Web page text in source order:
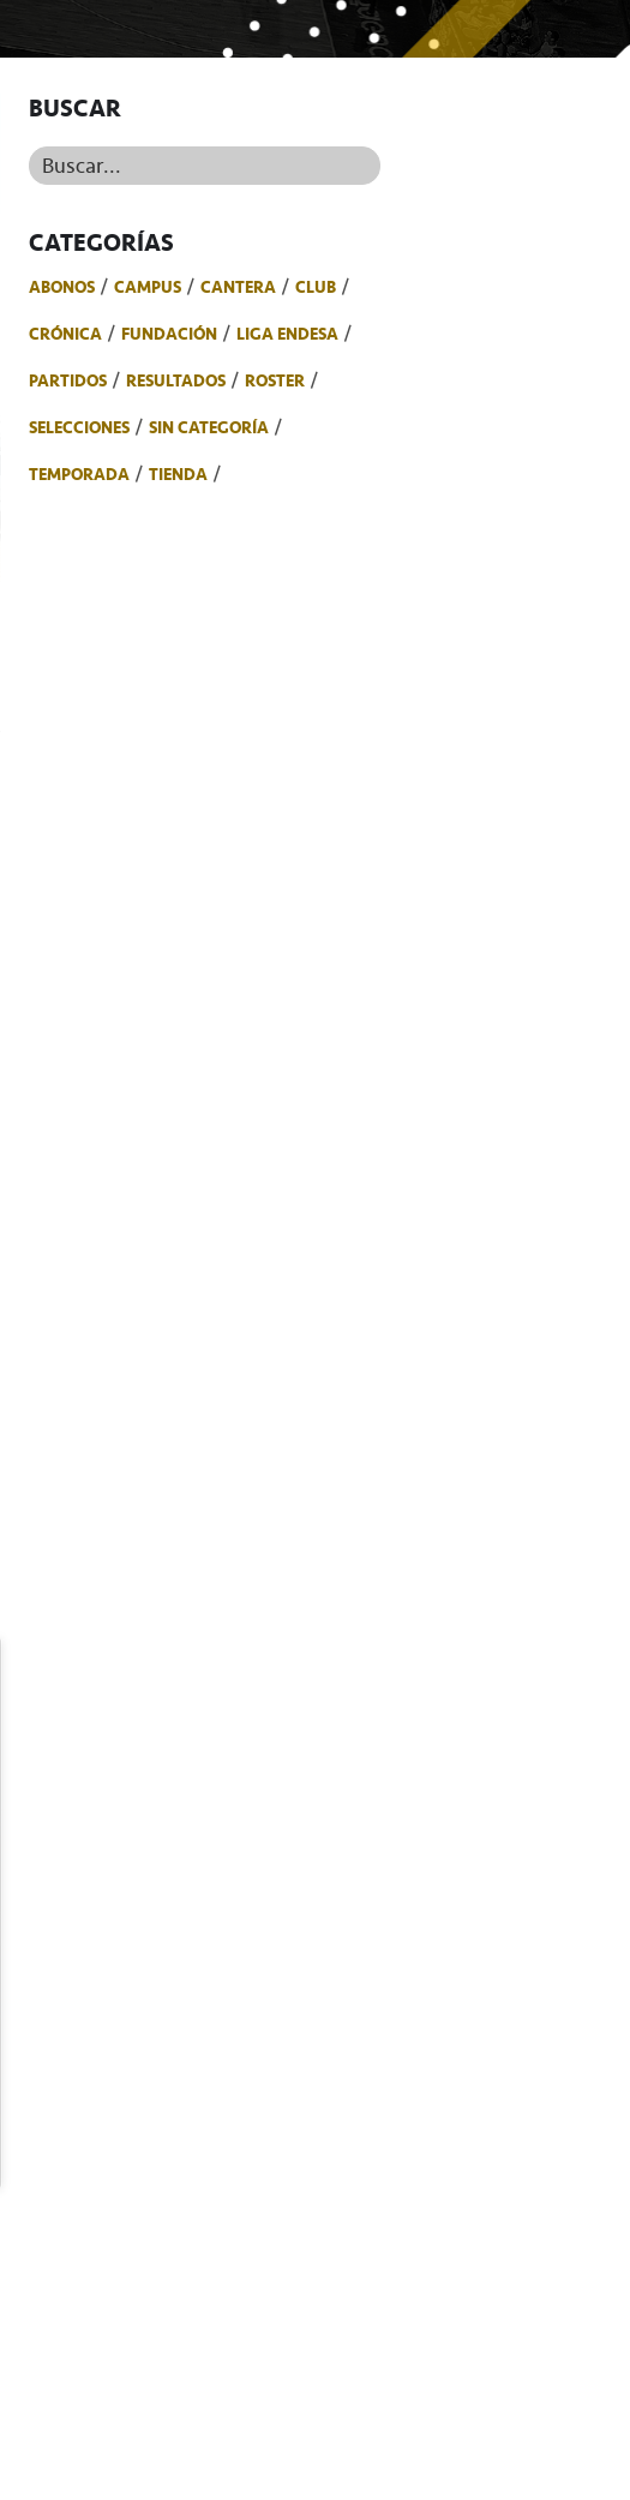
BUSCAR
Buscar...
CATEGORÍAS
ABONOS CAMPUS CANTERA
CLUB
CRÓNICA
FUNDACIÓN
LIGA ENDESA
PARTIDOS
RESULTADOS
ROSTER
SELECCIONES
SIN CATEGORÍA
TEMPORADA
TIENDA